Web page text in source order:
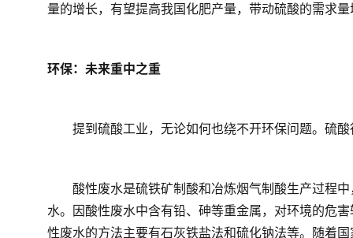
量的增长，有望提高我国化肥产量，带动硫酸的需求
环保：未来重中之重
提到硫酸工业，无论如何也绕不开环保问题。硫酸
酸性废水是硫铁矿制酸和冶炼烟气制酸生产过程中
水。因酸性废水中含有铅、砷等重金属，对环境的危
性废水的方法主要有石灰铁盐法和硫化钠法等。随着